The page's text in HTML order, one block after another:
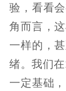
验，看看
角而言，
一样的，
绪。我们
一定基础